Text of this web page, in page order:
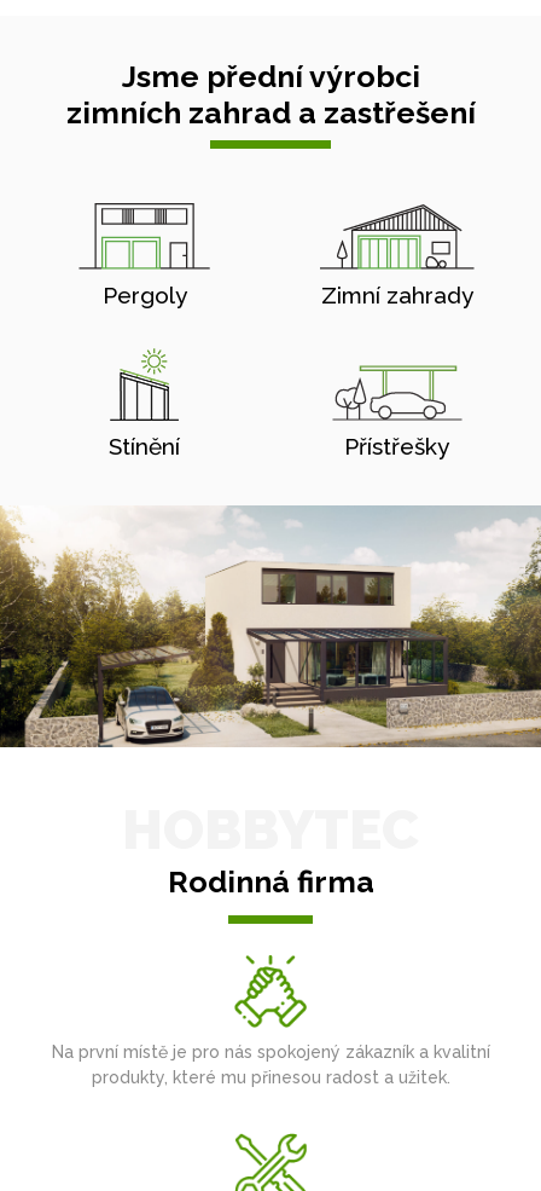
Jsme přední výrobci
zimních zahrad a zastřešení
Pergoly Zimní zahrady
Stínění Přístřešky
Rodinná firma
Na první místě je pro nás spokojený zákazník a kvalitní
produkty, které mu přinesou radost a užitek.